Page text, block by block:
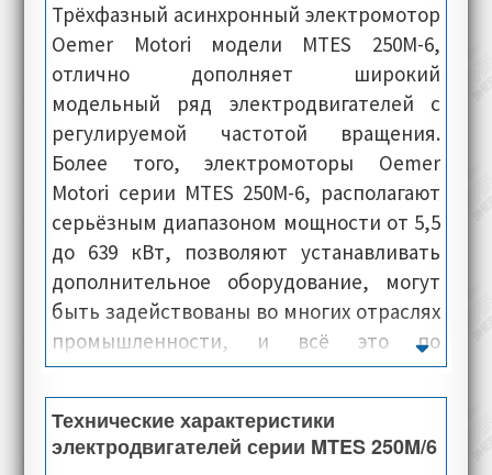
Трёхфазный асинхронный электромотор
Oemer Motori модели MTES 250M-6,
отлично дополняет широкий
модельный ряд электродвигателей с
регулируемой частотой вращения.
Более того, электромоторы Oemer
Motori серии MTES 250M-6, располагают
серьёзным диапазоном мощности от 5,5
до 639 кВт, позволяют устанавливать
дополнительное оборудование, могут
быть задействованы во многих отраслях
промышленности, и всё это по
недорогой цене. Как правило, внешние
панели и каркас электропривода,
отлиты из чугуна, что в свою очередь
говорит о сверхпрочной и монолитной
Технические характеристики
электродвигателей серии MTES 250M/6